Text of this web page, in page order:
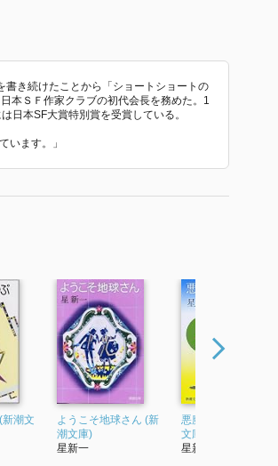
き続けたことから「ショートショートの
本ＳＦ作家クラブの初代会長を務めた。1
日本SF大賞特別賞を受賞している。
います。」
潮文
ようこそ地球さん (新
潮文庫)
星新一
悪魔のいる天国 (新潮
文庫)
星新一